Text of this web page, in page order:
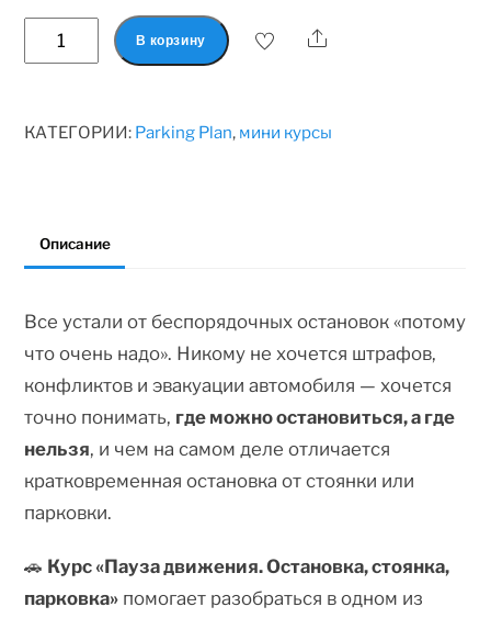
В корзину
КАТЕГОРИИ: Parking Plan, мини курсы
Описание
Все устали от беспорядочных остановок «потому
что очень надо». Никому не хочется штрафов,
конфликтов и эвакуации автомобиля — хочется
точно понимать, где можно остановиться, а где
нельзя, и чем на самом деле отличается
кратковременная остановка от стоянки или
парковки.
🚗 Курс «Пауза движения. Остановка, стоянка,
парковка» помогает разобраться в одном из